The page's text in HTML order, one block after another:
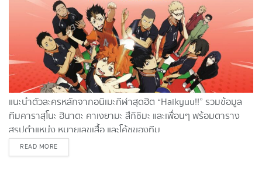
แนะนำตัวละครหลักจากอนิเมะกีฬาสุดฮิต “Haikyuu!!” รวมข้อมูล
ทีมคาราสุโนะ ฮินาตะ คาเงยามะ สึกิชิมะ และเพื่อนๆ พร้อมตาราง
สรุปตำแหน่ง หมายเลขเสื้อ และโค้ชของทีม
READ MOREDETAILS